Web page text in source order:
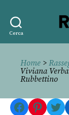
Cerca
Home >
Viviana
Rubbettino
Facebook